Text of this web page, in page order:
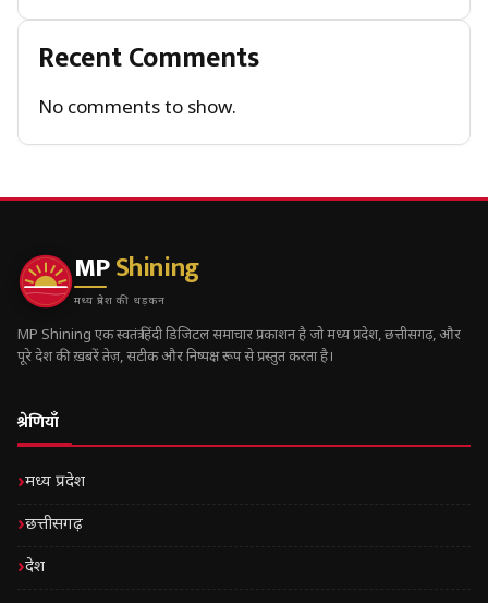
Recent Comments
No comments to show.
MPShining
मध्य प्रदेश की धड़कन
MP Shining एक स्वतंत्र हिंदी डिजिटल समाचार प्रकाशन है जो मध्य प्रदेश, छत्तीसगढ़, और
पूरे देश की ख़बरें तेज़, सटीक और निष्पक्ष रूप से प्रस्तुत करता है।
श्रेणियाँ
मध्य प्रदेश
छत्तीसगढ़
देश